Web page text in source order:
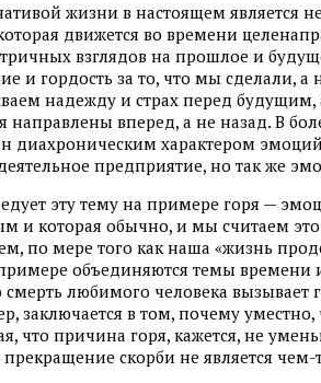
жизни в настоящем является
движется во времени
взглядов на прошлое и
и гордость за то, что мы сделали,
надежду и страх перед
направлены вперед, а не назад. В
диахроническим характером
предприятие, но так же
эту тему на примере горя —
и которая обычно, и мы считаем
по мере того как наша «жизнь
объединяются темы времени
любимого человека вызывает
заключается в том, почему
что причина горя, кажется, не
скорби не является чем-